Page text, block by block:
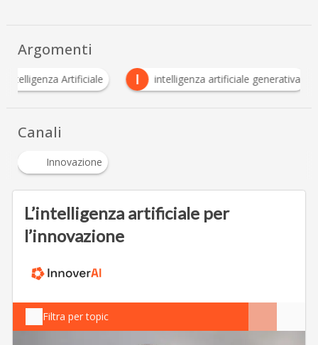
Argomenti
Intelligenza Artificiale I intelligenza artificiale
Canali
Innovazione
L’intelligenza artificiale per
l’innovazione
Filtra per topic